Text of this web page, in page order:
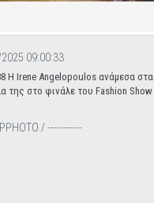
09:00:33
H Ιrene Angelopoulos ανάμεσα στα
της στο φινάλε του Fashion Show
/ -----------